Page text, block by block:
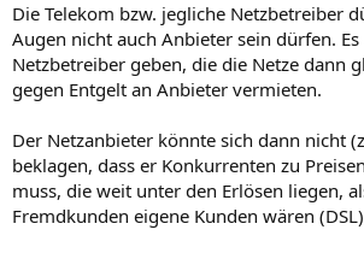
Die Telekom bzw. jegliche Netzbetreiber
Augen nicht auch Anbieter sein dürfen.
Netzbetreiber geben, die die Netze dann
gegen Entgelt an Anbieter vermieten.
Der Netzanbieter könnte sich dann nicht
beklagen, dass er Konkurrenten zu
muss, die weit unter den Erlösen liegen,
Fremdkunden eigene Kunden wären